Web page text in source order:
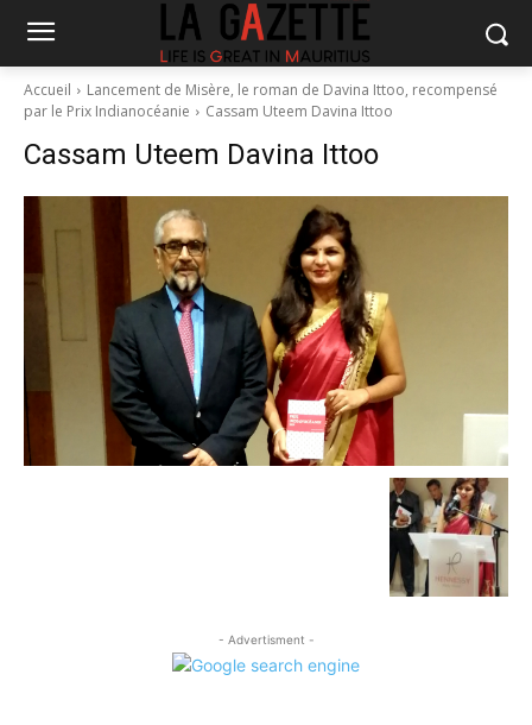
Accueil
Lancement de Misère, le roman de Davina Ittoo, recompensé
par le Prix Indianocéanie
Cassam Uteem Davina Ittoo
Cassam Uteem Davina Ittoo
- Advertisment -